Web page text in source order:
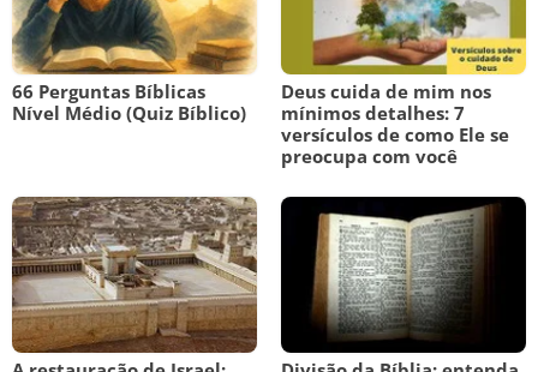
66 Perguntas Bíblicas
Nível Médio (Quiz Bíblico)
Deus cuida de mim nos
mínimos detalhes: 7
versículos de como Ele se
preocupa com você